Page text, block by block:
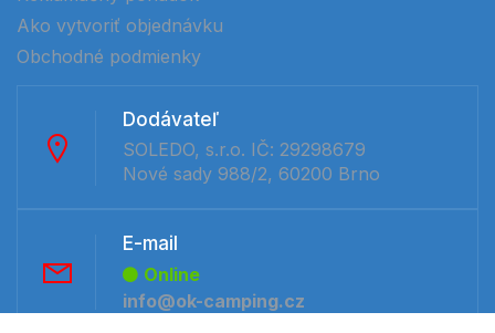
Ako vytvoriť objednávku
Obchodné podmienky
Dodávateľ
SOLEDO, s.r.o. IČ: 29298679
Nové sady 988/2, 60200 Brno
E-mail
Online
info@ok-camping.cz